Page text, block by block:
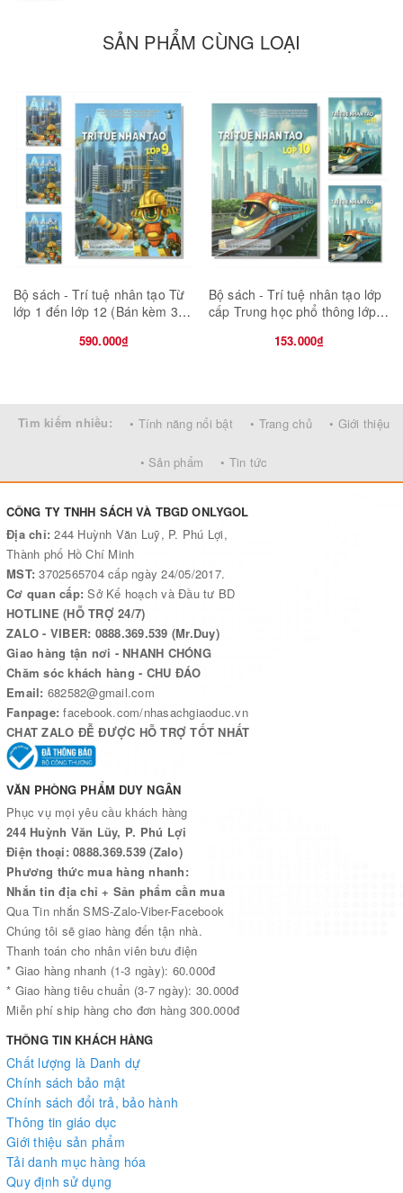
thế giới tự nhiên và con người dẫn dắt, giải thích cho con trẻ hiểu
về vũ trụ quanh ta, những điều tưởng như ai cũng biết nhưng
SẢN PHẨM CÙNG LOẠI
Bộ sách - Trí tuệ nhân tạo Từ
lớp 1 đến lớp 12 (Bán kèm 3
590.000₫
Bộ sách - Trí tuệ nhân tạo lớp
cấp Trυng học phổ thông lớp
153.000₫
Tìm kiếm nhiều: • Tính năng nổi bật • Trang chủ • Giới thiệu
• Sản phẩm • Tin tức
CÔNG TY TNHH SÁCH VÀ TBGD ONLYGOL
Địa chỉ:244 Huỳnh Văn Luỹ, P. Phú Lợi,
Thành phố Hồ Chí Minh
MST:3702565704 cấp ngày 24/05/2017.
Cơ quan cấp:Sở Kế hoạch và Đầu tư BD
HOTLINE (HỖ TRỢ 24/7)
ZALO - VIBER: 0888.369.539 (Mr.Duy)
Giao hàng tận nơi - NHANH CHÓNG
Chăm sóc khách hàng - CHU ĐÁO
Email: 682582@gmail.com
Fanpage:facebook.com/nhasachgiaoduc.vn
CHAT ZALO ĐỄ ĐƯỢC HỖ TRỢ TỐT NHẤT
VĂN PHÒNG PHẨM DUY NGÂN
Phục vụ mọi yêu cầu khách hàng
244 Huỳnh Văn Lũy, P. Phú Lợi
Điện thoại: 0888.369.539 (Zalo)
Phương thức mua hàng nhanh:
Nhắn tin địa chỉ + Sản phẩm cần mua
Qua Tin nhắn SMS-Zalo-Viber-Facebook
Chúng tôi sẽ giao hàng đến tận nhà.
Thanh toán cho nhân viên bưu điện
* Giao hàng nhanh (1-3 ngày): 60.000đ
* Giao hàng tiêu chuẩn (3-7 ngày): 30.000đ
Miễn phí ship hàng cho đơn hàng 300.000đ
THÔNG TIN KHÁCH HÀNG
Chất lượng là Danh dự
Chính sách bảo mật
Chính sách đổi trả, bảo hành
Thông tin giáo dục
Giới thiệu sản phẩm
Tải danh mục hàng hóa
Quy định sử dụng